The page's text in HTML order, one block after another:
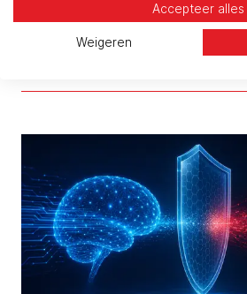
Threat Modelling: Waarom het
Accepteer alles
Weigeren